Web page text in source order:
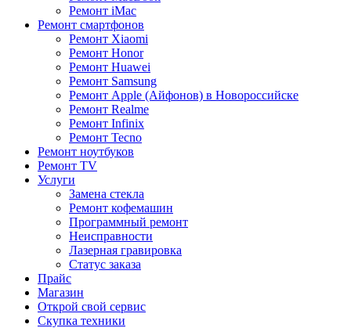
Ремонт iMac
Ремонт смартфонов
Ремонт Xiaomi
Ремонт Honor
Ремонт Huawei
Ремонт Samsung
Ремонт Apple (Айфонов) в Новороссийске
Ремонт Realme
Ремонт Infinix
Ремонт Tecno
Ремонт ноутбуков
Ремонт TV
Услуги
Замена стекла
Ремонт кофемашин
Программный ремонт
Неисправности
Лазерная гравировка
Статус заказа
Прайс
Магазин
Открой свой сервис
Скупка техники